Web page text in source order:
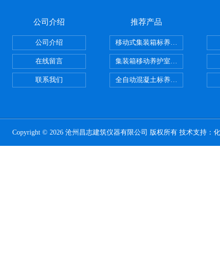
公司介绍
公司介绍
在线留言
联系我们
推荐产品
移动式集装箱标养室 养护室设备
集装箱移动养护室 标养室
全自动混凝土标养室恒温恒湿设备
Copyright © 2026 沧州昌志建筑仪器有限公司 版权所有 技术支持：